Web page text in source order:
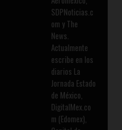
SDPNoticias.c
om y The
News.
Actualmente
escribe en los
diarios La
Jornada Estado
de México,
DigitalMex.co
m (Edomex),